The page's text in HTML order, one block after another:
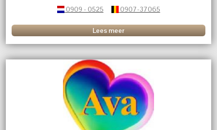
relatie. Als coach en medium kijk ik naar jouw situatie.
0909 - 0525 0907-37065
Lees meer